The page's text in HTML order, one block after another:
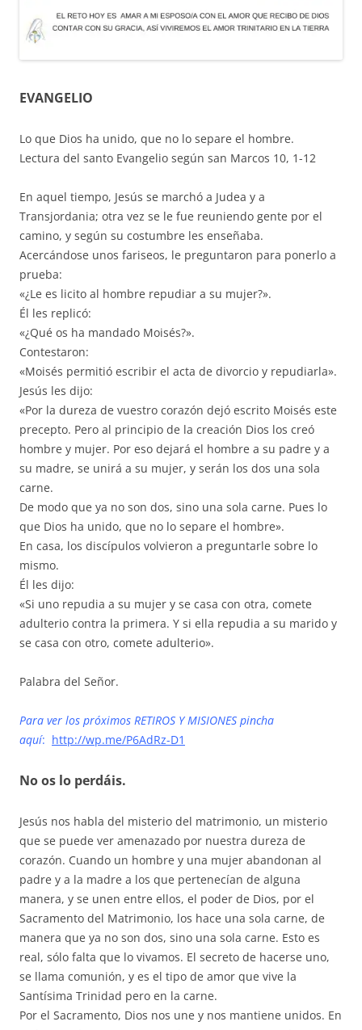
EVANGELIO
Lo que Dios ha unido, que no lo separe el hombre.
Lectura del santo Evangelio según san Marcos 10, 1-12
En aquel tiempo, Jesús se marchó a Judea y a
Transjordania; otra vez se le fue reuniendo gente por el
camino, y según su costumbre les enseñaba.
Acercándose unos fariseos, le preguntaron para ponerlo a
prueba:
«¿Le es licito al hombre repudiar a su mujer?».
Él les replicó:
«¿Qué os ha mandado Moisés?».
Contestaron:
«Moisés permitió escribir el acta de divorcio y repudiarla».
Jesús les dijo:
«Por la dureza de vuestro corazón dejó escrito Moisés este
precepto. Pero al principio de la creación Dios los creó
hombre y mujer. Por eso dejará el hombre a su padre y a
su madre, se unirá a su mujer, y serán los dos una sola
carne.
De modo que ya no son dos, sino una sola carne. Pues lo
que Dios ha unido, que no lo separe el hombre».
En casa, los discípulos volvieron a preguntarle sobre lo
mismo.
Él les dijo:
«Si uno repudia a su mujer y se casa con otra, comete
adulterio contra la primera. Y si ella repudia a su marido y
se casa con otro, comete adulterio».
Palabra del Señor.
Para ver los próximos RETIROS Y MISIONES pincha
aquí: http://wp.me/P6AdRz-D1
No os lo perdáis.
Jesús nos habla del misterio del matrimonio, un misterio
que se puede ver amenazado por nuestra dureza de
corazón. Cuando un hombre y una mujer abandonan al
padre y a la madre a los que pertenecían de alguna
manera, y se unen entre ellos, el poder de Dios, por el
Sacramento del Matrimonio, los hace una sola carne, de
manera que ya no son dos, sino una sola carne. Esto es
real, sólo falta que lo vivamos. El secreto de hacerse uno,
se llama comunión, y es el tipo de amor que vive la
Santísima Trinidad pero en la carne.
Por el Sacramento, Dios nos une y nos mantiene unidos. En